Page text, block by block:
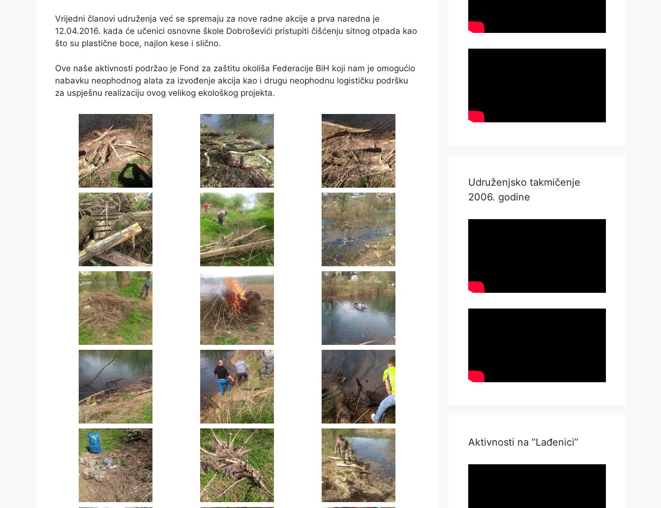
Vrijedni članovi udruženja već se spremaju za nove radne akcije a prva naredna je
12.04.2016. kada će učenici osnovne škole Dobroševići pristupiti čišćenju sitnog otpada kao
što su plastične boce, najlon kese i slično.
Ove naše aktivnosti podržao je Fond za zaštitu okoliša Federacije BiH koji nam je omogućio
nabavku neophodnog alata za izvođenje akcija kao i drugu neophodnu logističku podršku
za uspješnu realizaciju ovog velikog ekološkog projekta.
Udruženjsko takmičenje
2006. godine
Aktivnosti na “Lađenici”